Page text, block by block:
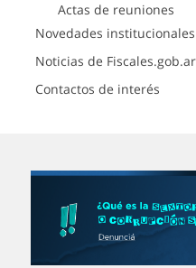
Actas de reuniones
Novedades
Noticias de Fiscales.gob.ar
Contactos de interés